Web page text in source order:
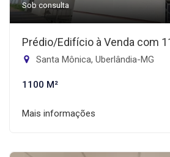
Sob consulta
Prédio/Edifício à Venda com
Santa Mônica, Uberlândia-MG
1100 M²
Mais informações